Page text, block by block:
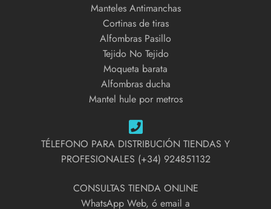
Manteles Antimanchas
Cortinas de tiras
Alfombras Pasillo
Tejido No Tejido
Moqueta barata
Alfombras ducha
Mantel hule por metros
TÉLEFONO PARA DISTRIBUCIÓN TIENDAS Y
PROFESIONALES (+34) 924851132
CONSULTAS TIENDA ONLINE
WhatsApp Web, ó email a